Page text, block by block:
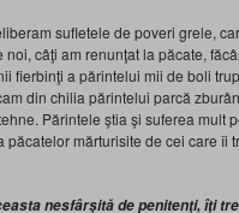
sufletele de poveri grele,
câţi am renunţat la păcate,
fierbinţi a părintelui mii de boli
din chilia părintelui parcă
Părintele ştia şi suferea mult
mărturisite de cei care îi
nesfârşită de penitenţi, îţi